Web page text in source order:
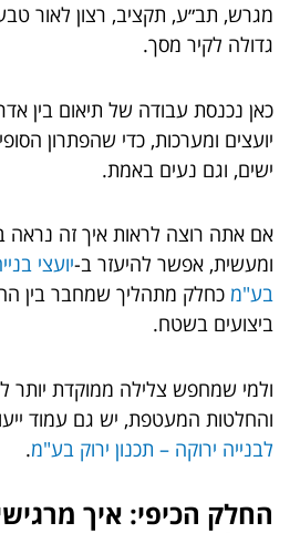
מגרש, תב״ע, תקציב, רצון לאור
גדולה לקיר מסך.
כאן נכנסת עבודה של תיאום בין
יועצים ומערכות, כדי שהפתרון
ישים, וגם נעים באמת.
אם אתה רוצה לראות איך זה נראה
ומעשית, אפשר להיעזר ב-יועצי
בע"מ כחלק מתהליך שמחבר בין
ביצועים בשטח.
ולמי שמחפש צלילה ממוקדת יותר
והחלטות המעטפת, יש גם עמוד
לבנייה ירוקה – תכנון ירוק בע"מ.
החלק הכיפי: איך